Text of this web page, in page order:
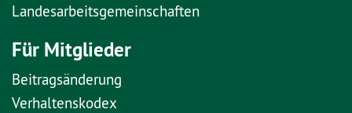
Landesarbeitsgemeinschaften
Für Mitglieder
Beitragsänderung
Verhaltenskodex